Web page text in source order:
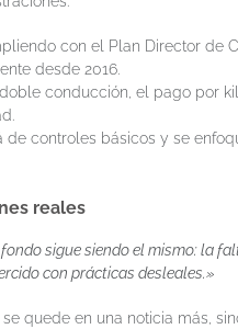
con el Plan Director de
desde 2016.
conducción, el pago por
de controles básicos y se
reales
sigue siendo el mismo: la
con prácticas desleales.»
quede en una noticia más,